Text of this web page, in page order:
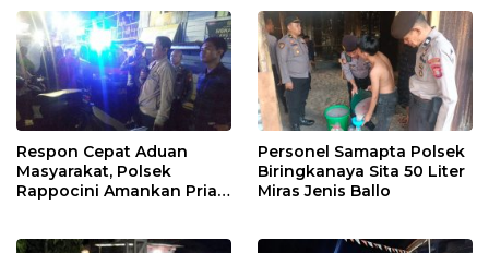
Respon Cepat Aduan
Masyarakat, Polsek
Rappocini Amankan Pria
Personel Samapta Polsek
Biringkanaya Sita 50 Liter
Miras Jenis Ballo